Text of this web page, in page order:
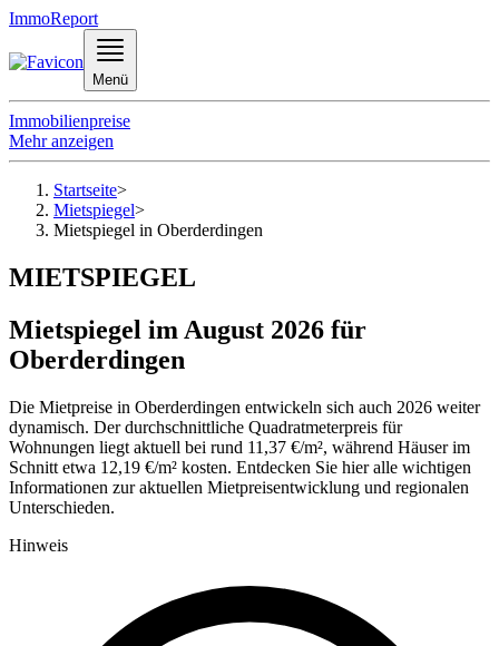
ImmoReport
Menü
Immobilienpreise
Mehr anzeigen
Startseite>
Mietspiegel>
Mietspiegel in Oberderdingen
MIETSPIEGEL
Mietspiegel im August 2026 für
Oberderdingen
Die Mietpreise in Oberderdingen entwickeln sich auch 2026 weiter
dynamisch. Der durchschnittliche Quadratmeterpreis für
Wohnungen liegt aktuell bei rund 11,37 €/m², während Häuser im
Schnitt etwa 12,19 €/m² kosten. Entdecken Sie hier alle wichtigen
Informationen zur aktuellen Mietpreisentwicklung und regionalen
Unterschieden.
Hinweis